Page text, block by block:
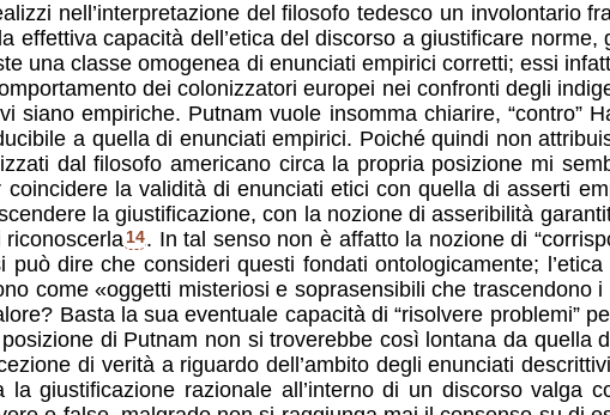
nell’interpretazione del filosofo tedesco un involontario
capacità dell’etica del discorso a giustificare
una classe omogenea di enunciati empirici corretti; essi
dei colonizzatori europei nei confronti degli
siano empiriche. Putnam vuole insomma chiarire, “contro”
a quella di enunciati empirici. Poiché quindi non
dal filosofo americano circa la propria posizione mi
la validità di enunciati etici con quella di asserti
la giustificazione, con la nozione di asseribilità
14. In tal senso non è affatto la nozione di
dire che consideri questi fondati ontologicamente;
come «oggetti misteriosi e soprasensibili che trascendono
Basta la sua eventuale capacità di “risolvere problemi”
di Putnam non si troverebbe così lontana da
di verità a riguardo dell’ambito degli enunciati
giustificazione razionale all’interno di un discorso valga